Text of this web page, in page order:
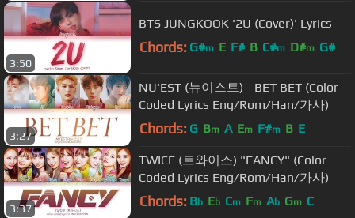
3:50
BTS JUNGKOOK '2U (Cover)' Lyrics
Chords: G#m E F# B C#m D#m G#
3:27
NU'EST (뉴이스트) - BET BET (Color
Coded Lyrics Eng/Rom/Han/가사)
Chords: G Bm A Em F#m B E
3:37
TWICE (트와이스) "FANCY" (Color
Coded Lyrics Eng/Rom/Han/가사)
Chords: Bb Eb Cm Fm Ab Gm C